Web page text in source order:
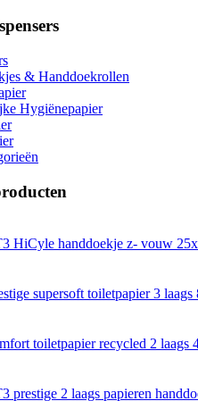
& Handdoekrollen
Hygiënepapier
HiCyle handdoekje z- vouw
supersoft toiletpapier 3
toiletpapier recycled 2 laags
prestige 2 laags papieren